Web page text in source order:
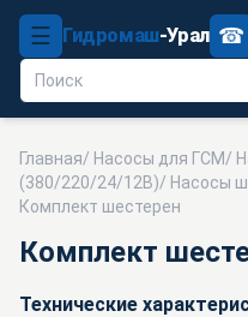
☰ Гидромаш-Урал ☎
Главная/ Насосы для ГСМ/
(380/220/24/12В)/ Насосы
Комплект шестерен
Комплект
Технические